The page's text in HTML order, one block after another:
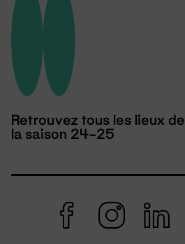
Retrouvez tous les lieux de
la saison 24-25